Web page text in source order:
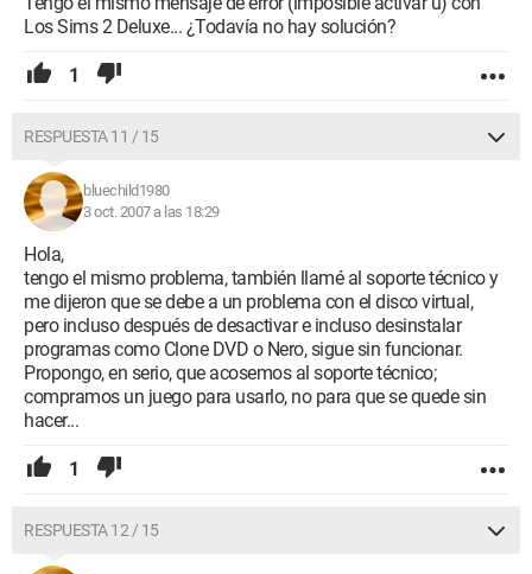
Los Sims 2 Deluxe... ¿Todavía no hay solución?
1
RESPUESTA 11 / 15
bluechild1980
3 oct. 2007 a las 18:29
Hola,
tengo el mismo problema, también llamé al soporte técnico y
me dijeron que se debe a un problema con el disco virtual,
pero incluso después de desactivar e incluso desinstalar
programas como Clone DVD o Nero, sigue sin funcionar.
Propongo, en serio, que acosemos al soporte técnico;
compramos un juego para usarlo, no para que se quede sin
hacer...
1
RESPUESTA 12 / 15